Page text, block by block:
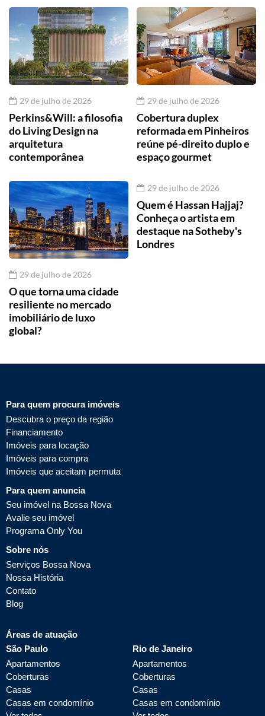
29 de julho de 2026
Perkins&Will: a filosofia
do Living Design na
arquitetura
contemporânea
29 de julho de 2026
Cobertura duplex
reformada em Pinheiros
reúne pé-direito duplo e
espaço gourmet
29 de julho de 2026
O que torna uma cidade
resiliente no mercado
imobiliário de luxo
global?
29 de julho de 2026
Quem é Hassan Hajjaj?
Conheça o artista em
destaque na Sotheby's
Londres
Para quem procura imóveis
Descubra o preço da região
Financiamento
Imóveis para locação
Imóveis para compra
Imóveis que aceitam permuta
Para quem anuncia
Seu imóvel na Bossa Nova
Avalie seu imóvel
Programa Only You
Sobre nós
Serviços Bossa Nova
Nossa História
Contato
Blog
Áreas de atuação
São Paulo
Apartamentos
Coberturas
Casas
Casas em condomínio
Rio de Janeiro
Apartamentos
Coberturas
Casas
Casas em condomínio